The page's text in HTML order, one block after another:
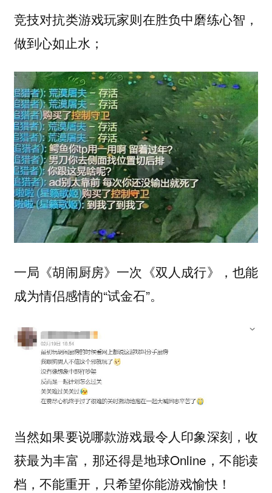
竞技对抗类游戏玩家则在胜负中磨练心智，
做到心如止水；
一局《胡闹厨房》一次《双人成行》，也能
成为情侣感情的“试金石”。
当然如果要说哪款游戏最令人印象深刻，收
获最为丰富，那还得是地球Online，不能读
档，不能重开，只希望你能游戏愉快！